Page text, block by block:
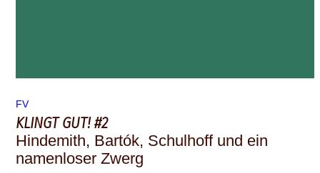
FV
KLINGT GUT! #2
Hindemith, Bartók, Schulhoff und ein
namenloser Zwerg